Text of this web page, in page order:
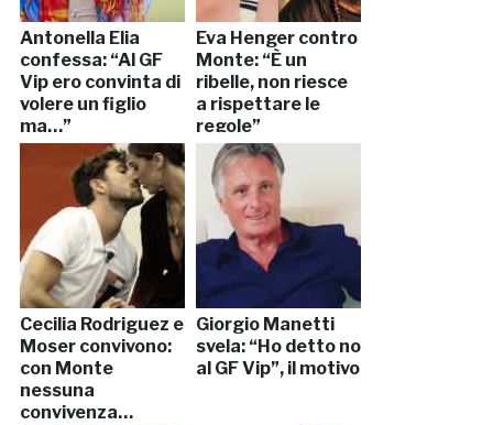
Antonella Elia
confessa: “Al GF
Vip ero convinta di
volere un figlio
ma…”
Eva Henger contro
Monte: “È un
ribelle, non riesce
a rispettare le
regole”
Cecilia Rodriguez e
Moser convivono:
con Monte
nessuna
convivenza…
Giorgio Manetti
svela: “Ho detto no
al GF Vip”, il motivo